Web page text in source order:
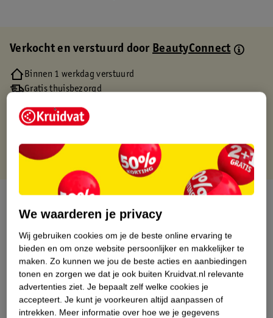
Verkocht en verstuurd doorBeautyConnect
Binnen 1 werkdag verstuurd
Gratis thuisbezorgd
Gratis punten met je Kruidvat kaart
Over dit product
Nature Impact Score
Dit product heeft (nog) geen Nature
Impact Score.
Meer informatie
We waarderen je privacy
Wij gebruiken cookies om je de beste online ervaring te
bieden en om onze website persoonlijker en makkelijker te
maken. Zo kunnen we jou de beste acties en aanbiedingen
tonen en zorgen we dat je ook buiten Kruidvat.nl relevante
advertenties ziet. Je bepaalt zelf welke cookies je
accepteert. Je kunt je voorkeuren altijd aanpassen of
intrekken. Meer informatie over hoe we je gegevens